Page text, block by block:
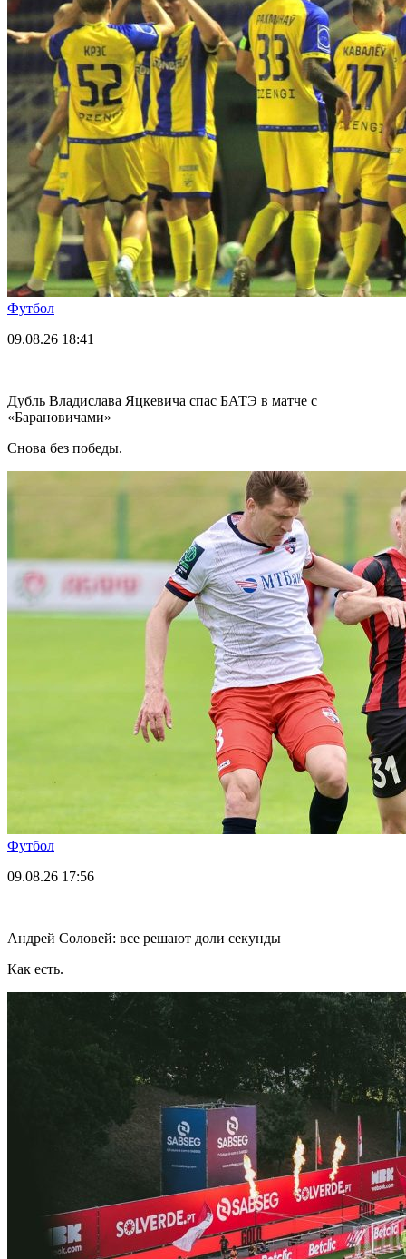
Футбол
09.08.26 18:41
Дубль Владислава Яцкевича спас БАТЭ в матче с
«Барановичами»
Снова без победы.
Футбол
09.08.26 17:56
Андрей Соловей: все решают доли секунды
Как есть.